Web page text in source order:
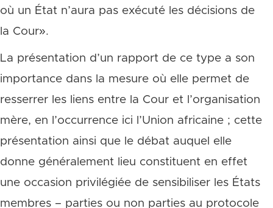
où un État n’aura pas exécuté les décisions de
la Cour».
La présentation d’un rapport de ce type a son
importance dans la mesure où elle permet de
resserrer les liens entre la Cour et l’organisation
mère, en l’occurrence ici l’Union africaine ; cette
présentation ainsi que le débat auquel elle
donne généralement lieu constituent en effet
une occasion privilégiée de sensibiliser les États
membres – parties ou non parties au protocole